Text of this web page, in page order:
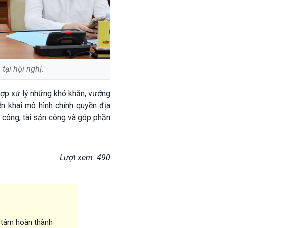
tại hội nghị.
xử lý những khó khăn, vướng
khai mô hình chính quyền địa
tài sản công và góp phần
Lượt xem: 490
hoàn thành